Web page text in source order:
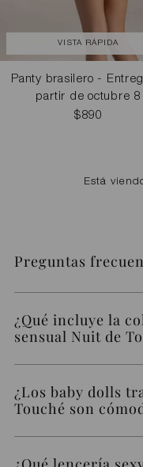
VISTA RÁPIDA
Panty brasilero -
partir de octubre 8
$890
Está
Preguntas
¿Qué incluye la
sensual Nuit de
¿Los baby dolls
Touché son